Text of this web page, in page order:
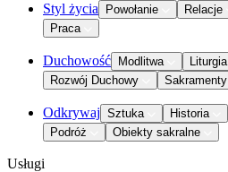
Styl życia Powołanie Relacje
Praca
Duchowość Modlitwa Liturgia
Rozwój Duchowy
Sakramenty
Odkrywaj Sztuka Historia
Podróż
Obiekty sakralne
Usługi